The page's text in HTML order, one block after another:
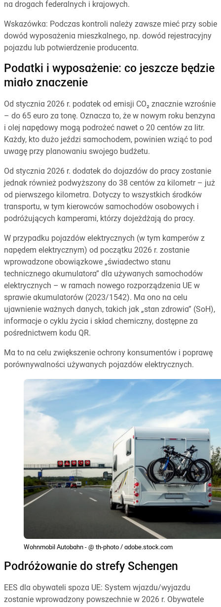
na drogach federalnych i krajowych.
Wskazówka: Podczas kontroli należy zawsze mieć przy sobie
dowód wyposażenia mieszkalnego, np. dowód rejestracyjny
pojazdu lub potwierdzenie producenta.
Podatki i wyposażenie: co jeszcze będzie
miało znaczenie
Od stycznia 2026 r. podatek od emisji CO₂ znacznie wzrośnie
– do 65 euro za tonę. Oznacza to, że w nowym roku benzyna
i olej napędowy mogą podrożeć nawet o 20 centów za litr.
Każdy, kto dużo jeździ samochodem, powinien wziąć to pod
uwagę przy planowaniu swojego budżetu.
Od stycznia 2026 r. dodatek do dojazdów do pracy zostanie
jednak również podwyższony do 38 centów za kilometr – już
od pierwszego kilometra. Dotyczy to wszystkich środków
transportu, w tym kierowców samochodów osobowych i
podróżujących kamperami, którzy dojeżdżają do pracy.
W przypadku pojazdów elektrycznych (w tym kamperów z
napędem elektrycznym) od początku 2026 r. zostanie
wprowadzone obowiązkowe „świadectwo stanu
technicznego akumulatora” dla używanych samochodów
elektrycznych – w ramach nowego rozporządzenia UE w
sprawie akumulatorów (2023/1542). Ma ono na celu
ujawnienie ważnych danych, takich jak „stan zdrowia” (SoH),
informacje o cyklu życia i skład chemiczny, dostępne za
pośrednictwem kodu QR.
Ma to na celu zwiększenie ochrony konsumentów i poprawę
porównywalności używanych pojazdów elektrycznych.
Wohnmobil Autobahn - @ th-photo / adobe.stock.com
Podróżowanie do strefy Schengen
EES dla obywateli spoza UE: System wjazdu/wyjazdu
zostanie wprowadzony powszechnie w 2026 r. Obywatele